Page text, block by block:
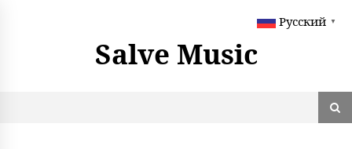
Salve Music
Русский ▼